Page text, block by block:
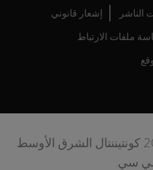
الناشر إشعار قانوني
ملفات الارتباط
حقوق التأليف والنشر © 2026 كونتيننتال الشرق الأوسط
سي.